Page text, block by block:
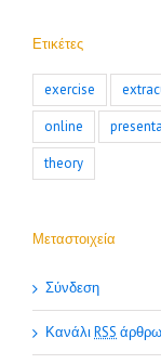
Ετικέτες
exercise
online
theory
Μεταστοιχεία
Σύνδεση
ΚανάλιRSS